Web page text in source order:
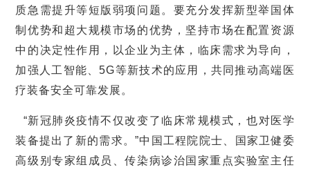
质急需提升等短版弱项问题。要充分发挥新型举国体
制优势和超大规模市场的优势，坚持市场在配置资源
中的决定性作用，以企业为主体，临床需求为导向，
加强人工智能、5G等新技术的应用，共同推动高端医
疗装备安全可靠发展。
“新冠肺炎疫情不仅改变了临床常规模式，也对医学
装备提出了新的需求。”中国工程院院士、国家卫健委
高级别专家组成员、传染病诊治国家重点实验室主任